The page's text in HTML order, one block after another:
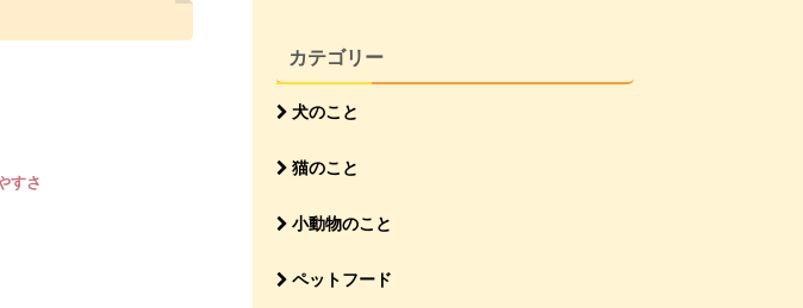
カテゴリー
犬のこと
猫のこと
小動物のこと
ペットフード